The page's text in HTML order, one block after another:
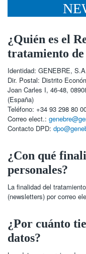
¿Quién es el
tratamiento de
Identidad: GENEBRE,
Dir. Postal: Distrito
Joan Carles I, 46-48,
(España)
Teléfono: +34 93 298 80
Correo elect.:
Contacto DPD:
¿Con qué
personales?
La finalidad del
(newsletters) por correo
¿Por cuánto
datos?